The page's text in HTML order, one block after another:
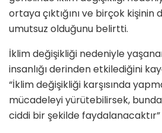
ortaya çıktığını ve birçok
umutsuz olduğunu belirtti.
İklim değişikliği nedeniyle
insanlığı derinden etkilediğini
“İklim değişikliği karşısında
mücadeleyi yürütebilirsek,
ciddi bir şekilde faydalanacaktır”